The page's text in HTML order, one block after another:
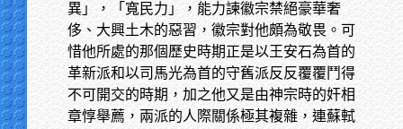
異」，「寬民力」，能力諫徽宗禁絕豪華奢
侈、大興土木的惡習，徽宗對他頗為敬畏。可
惜他所處的那個歷史時期正是以王安石為首的
革新派和以司馬光為首的守舊派反反覆覆鬥得
不可開交的時期，加之他又是由神宗時的奸相
章惇舉薦，兩派的人際關係極其複雜，連蘇軾